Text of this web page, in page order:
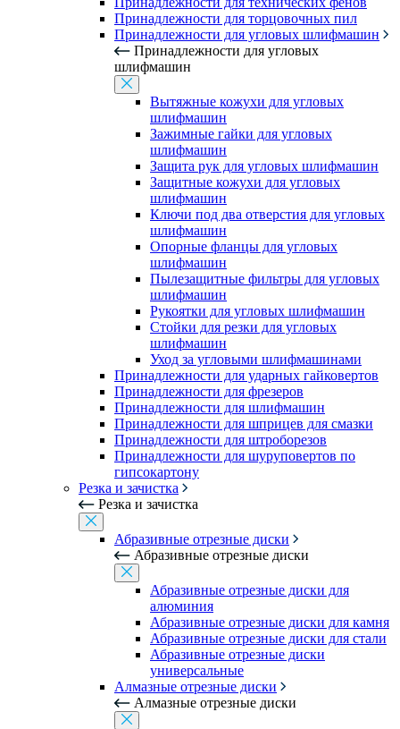
Принадлежности для торцовочных пил
Принадлежности для угловых шлифмашин
Принадлежности для угловых
шлифмашин
Вытяжные кожухи для угловых
шлифмашин
Зажимные гайки для угловых
шлифмашин
Защита рук для угловых шлифмашин
Защитные кожухи для угловых
шлифмашин
Ключи под два отверстия для угловых
шлифмашин
Опорные фланцы для угловых
шлифмашин
Пылезащитные фильтры для угловых
шлифмашин
Рукоятки для угловых шлифмашин
Стойки для резки для угловых
шлифмашин
Уход за угловыми шлифмашинами
Принадлежности для ударных гайковертов
Принадлежности для фрезеров
Принадлежности для шлифмашин
Принадлежности для шприцев для смазки
Принадлежности для штроборезов
Принадлежности для шуруповертов по
гипсокартону
Резка и зачистка
Резка и зачистка
Абразивные отрезные диски
Абразивные отрезные диски
Абразивные отрезные диски для
алюминия
Абразивные отрезные диски для камня
Абразивные отрезные диски для стали
Абразивные отрезные диски
универсальные
Алмазные отрезные диски
Алмазные отрезные диски